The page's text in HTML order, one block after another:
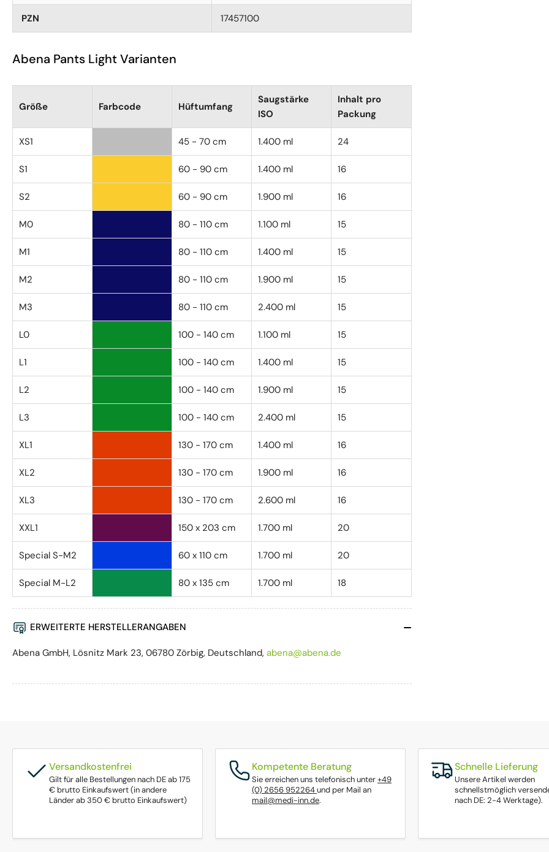
PZN 17457100
Abena Pants Light Varianten
Größe Farbcode Hüftumfang
Saugstärke
ISO
Inhalt pro
Packung
XS1 45 - 70 cm 1.400 ml 24
S1 60 - 90 cm 1.400 ml 16
S2 60 - 90 cm 1.900 ml 16
M0 80 - 110 cm 1.100 ml 15
M1 80 - 110 cm 1.400 ml 15
M2 80 - 110 cm 1.900 ml 15
M3 80 - 110 cm 2.400 ml 15
L0 100 - 140 cm 1.100 ml 15
L1 100 - 140 cm 1.400 ml 15
L2 100 - 140 cm 1.900 ml 15
L3 100 - 140 cm 2.400 ml 15
XL1 130 - 170 cm 1.400 ml 16
XL2 130 - 170 cm 1.900 ml 16
XL3 130 - 170 cm 2.600 ml 16
XXL1 150 x 203 cm 1.700 ml 20
Special S-M2 60 x 110 cm 1.700 ml 20
Special M-L2 80 x 135 cm 1.700 ml 18
ERWEITERTE HERSTELLERANGABEN
Abena GmbH, Lösnitz Mark 23, 06780 Zörbig, Deutschland, abena@abena.de
Versandkostenfrei
Gilt für alle Bestellungen nach DE ab 175
€ brutto Einkaufswert (in andere
Länder ab 350 € brutto Einkaufswert)
Kompetente Beratung
Sie erreichen uns telefonisch unter+49
(0) 2656 952264und per Mail an
mail@medi-inn.de.
Schnelle Lieferung
Unsere Artikel werden
schnellstmöglich
nach DE: 2-4 Werktage).